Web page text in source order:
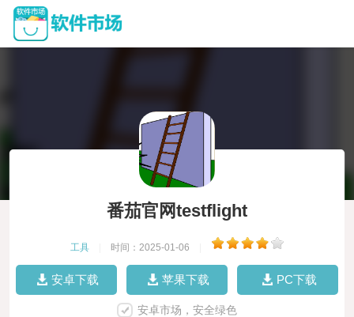
番茄官网testflight
工具 时间：2025-01-06
安卓下载 苹果下载 PC下载
安卓市场，安全绿色